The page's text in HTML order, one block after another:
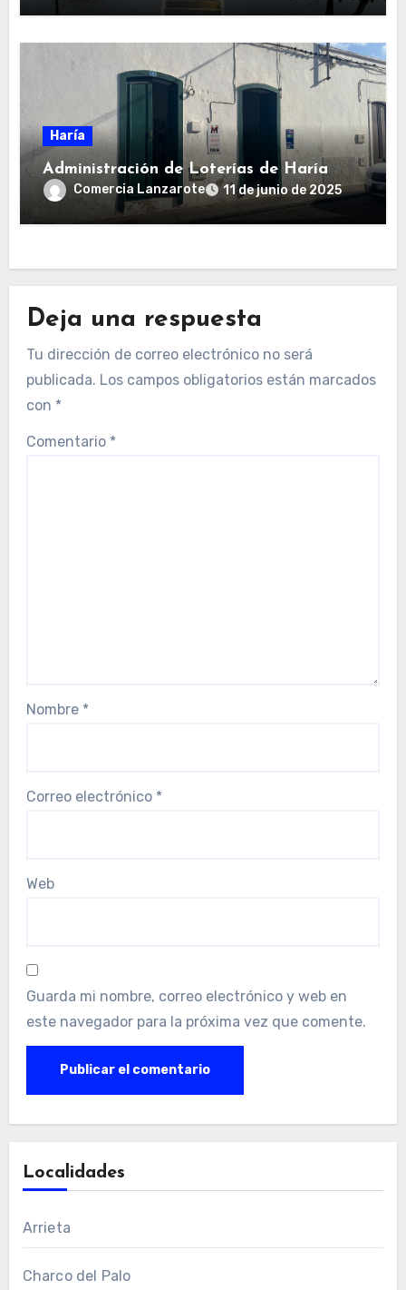
Haría
Administración de Loterías de Haría
Comercia Lanzarote 11 de junio de 2025
Deja una respuesta
Tu dirección de correo electrónico no será
publicada. Los campos obligatorios están marcados
con *
Comentario *
Nombre *
Correo electrónico *
Web
Guarda mi nombre, correo electrónico y web en
este navegador para la próxima vez que comente.
Localidades
Arrieta
Charco del Palo